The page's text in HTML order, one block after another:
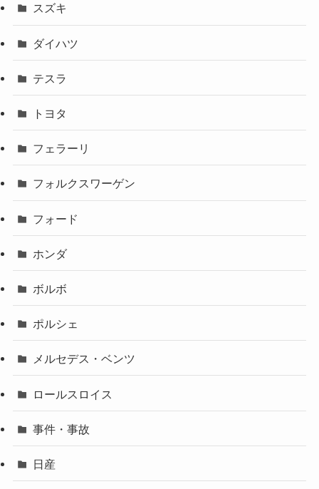
スズキ
ダイハツ
テスラ
トヨタ
フェラーリ
フォルクスワーゲン
フォード
ホンダ
ボルボ
ポルシェ
メルセデス・ベンツ
ロールスロイス
事件・事故
日産